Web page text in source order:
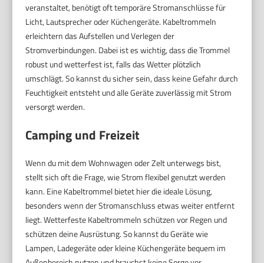
veranstaltet, benötigt oft temporäre Stromanschlüsse für
Licht, Lautsprecher oder Küchengeräte. Kabeltrommeln
erleichtern das Aufstellen und Verlegen der
Stromverbindungen. Dabei ist es wichtig, dass die Trommel
robust und wetterfest ist, falls das Wetter plötzlich
umschlägt. So kannst du sicher sein, dass keine Gefahr durch
Feuchtigkeit entsteht und alle Geräte zuverlässig mit Strom
versorgt werden.
Camping und Freizeit
Wenn du mit dem Wohnwagen oder Zelt unterwegs bist,
stellt sich oft die Frage, wie Strom flexibel genutzt werden
kann. Eine Kabeltrommel bietet hier die ideale Lösung,
besonders wenn der Stromanschluss etwas weiter entfernt
liegt. Wetterfeste Kabeltrommeln schützen vor Regen und
schützen deine Ausrüstung. So kannst du Geräte wie
Lampen, Ladegeräte oder kleine Küchengeräte bequem im